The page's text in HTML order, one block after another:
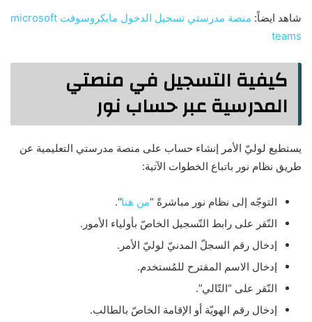
شاهد ايضاً:
منصة مدرستي تسجيل الدخول مايكروسوفت microsoft
teams
كيفية التسجيل في منصتي
المدرسية عبر حساب نور
يستطيع لوليّ الأمر إنشاء حساب على منصة مدرستي التعليمية عن
طريق نظام نور باتباع الخطوات الآتية:
التوجّه إلى نظام نور مباشرةً “من هنا“.
النّقر على رابط التّسجيل الخاصّ بأولياء الأمور.
إدخال رقم السجلّ المدنيّ لوليّ الأمر.
إدخال الاسم المقترح للمُستخدم.
النّقر على “التّالي”.
إدخال رقم الهويّة أو الإقامة الخاصّ بالطالب.